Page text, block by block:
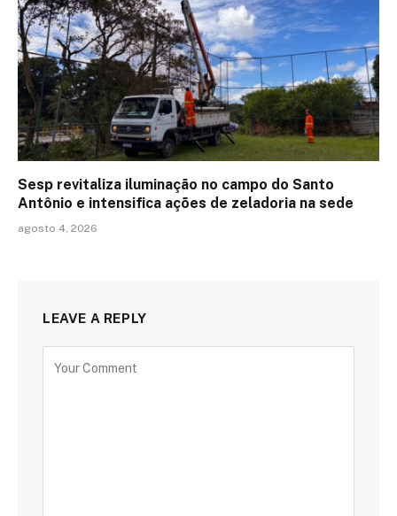
Sesp revitaliza iluminação no campo do Santo
Antônio e intensifica ações de zeladoria na sede
agosto 4, 2026
LEAVE A REPLY